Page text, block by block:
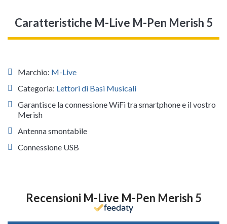
Caratteristiche M-Live M-Pen Merish 5
Marchio: M-Live
Categoria: Lettori di Basi Musicali
Garantisce la connessione WiFi tra smartphone e il vostro
Merish
Antenna smontabile
Connessione USB
Recensioni M-Live M-Pen Merish 5